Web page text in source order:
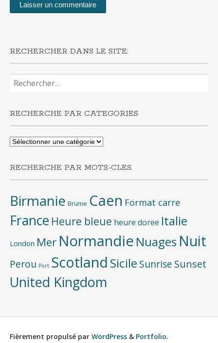
RECHERCHER DANS LE SITE:
RECHERCHE PAR CATEGORIES
Recherche
RECHERCHE PAR MOTS-CLES.
Birmanie Brume Caen Format carre
France Heure bleue heure doree Italie
London Mer Normandie Nuages Nuit
Perou Port Scotland Sicile Sunrise Sunset
United Kingdom
Fièrement propulsé par WordPress & Portfolio.